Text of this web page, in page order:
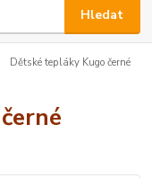
Hledat
Dětské tepláky Kugo černé